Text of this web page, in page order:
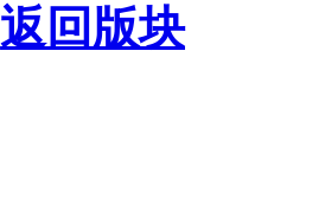
返回版块